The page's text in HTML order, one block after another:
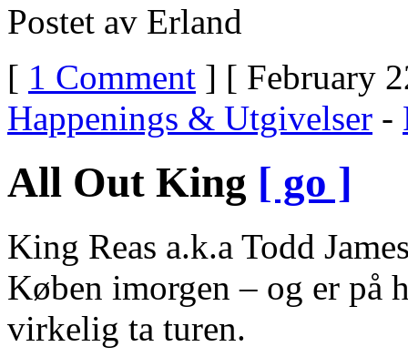
Postet av Erland
[ 1 Comment ] [ February
Happenings & Utgivelser -
All Out King [ go ]
King Reas a.k.a Todd
Køben imorgen – og er på
virkelig ta turen.